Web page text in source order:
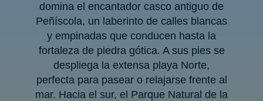
domina el encantador casco antiguo de
Peñíscola, un laberinto de calles blancas
y empinadas que conducen hasta la
fortaleza de piedra gótica. A sus pies se
despliega la extensa playa Norte,
perfecta para pasear o relajarse frente al
mar. Hacia el sur, el Parque Natural de la